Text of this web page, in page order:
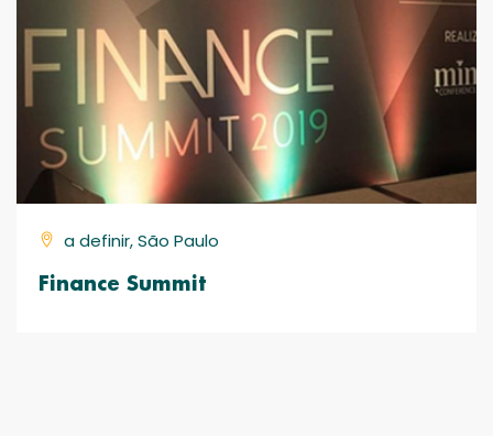
a definir, São Paulo
Finance Summit